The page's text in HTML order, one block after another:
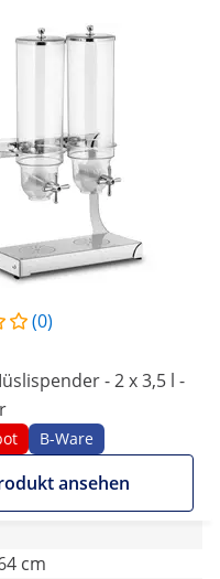
(0)
- 2 x 3,5 l -
B-Ware
ansehen
cm